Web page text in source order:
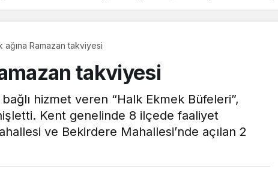
ağına Ramazan takviyesi
takviyesi
hizmet veren “Halk Ekmek Büfeleri”,
Kent genelinde 8 ilçede faaliyet
ve Bekirdere Mahallesi’nde açılan 2
Son Dakika